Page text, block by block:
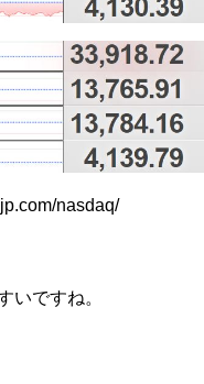
nasdaq/
いですね。